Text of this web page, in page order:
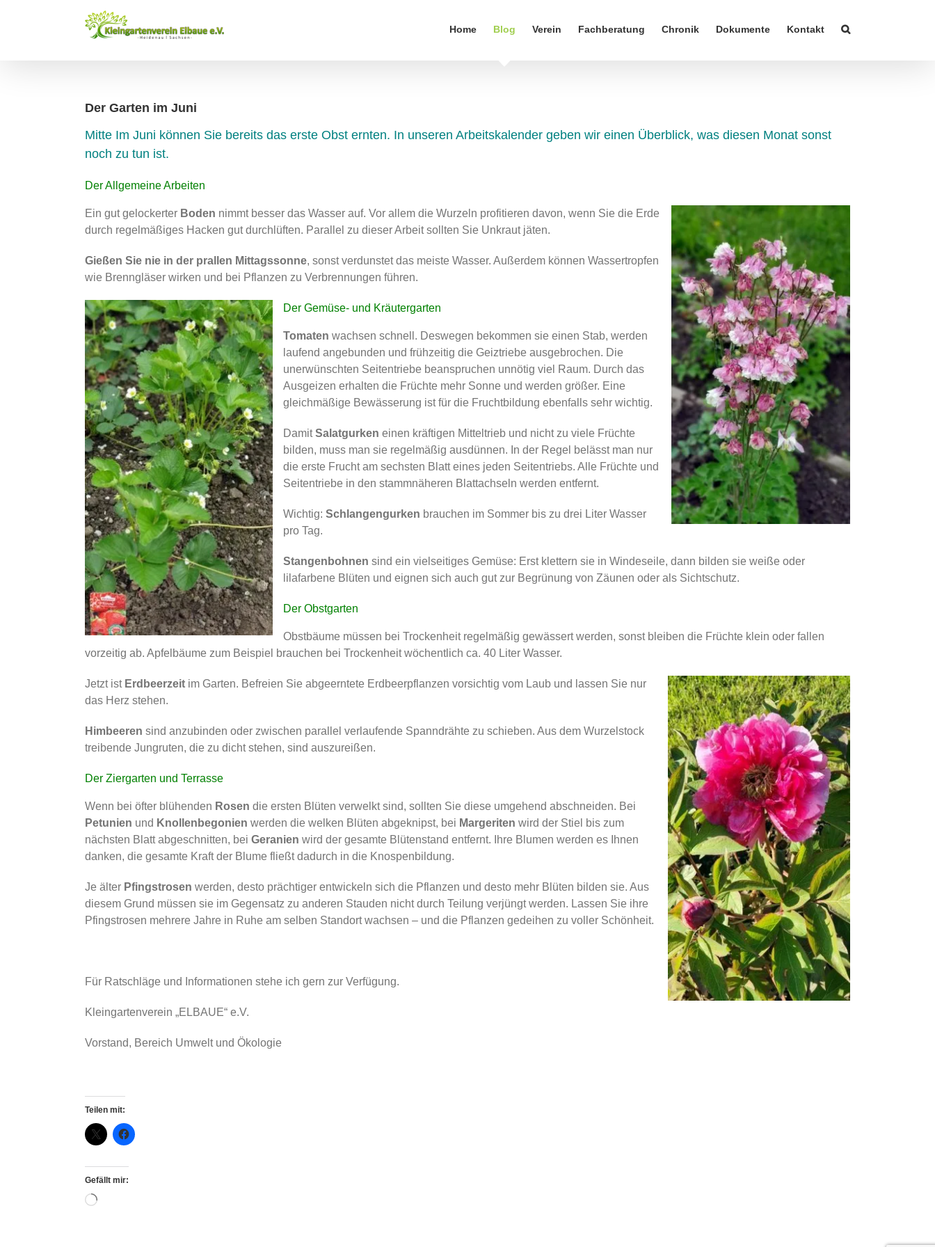
Home Blog Verein Fachberatung Chronik Dokumente Kontakt
Der Garten im Juni
Mitte Im Juni können Sie bereits das erste Obst ernten. In unseren Arbeitskalender geben wir einen Überblick, was diesen Monat sonst
noch zu tun ist.
Der Allgemeine Arbeiten
Ein gut gelockerter Boden nimmt besser das Wasser auf. Vor allem die Wurzeln profitieren davon, wenn Sie die Erde
durch regelmäßiges Hacken gut durchlüften. Parallel zu dieser Arbeit sollten Sie Unkraut jäten.
Gießen Sie nie in der prallen Mittagssonne, sonst verdunstet das meiste Wasser. Außerdem können Wassertropfen
wie Brenngläser wirken und bei Pflanzen zu Verbrennungen führen.
Der Gemüse- und Kräutergarten
Tomaten wachsen schnell. Deswegen bekommen sie einen Stab, werden
laufend angebunden und frühzeitig die Geiztriebe ausgebrochen. Die
unerwünschten Seitentriebe beanspruchen unnötig viel Raum. Durch das
Ausgeizen erhalten die Früchte mehr Sonne und werden größer. Eine
gleichmäßige Bewässerung ist für die Fruchtbildung ebenfalls sehr wichtig.
DamitSalatgurken einen kräftigen Mitteltrieb und nicht zu viele Früchte
bilden, muss man sie regelmäßig ausdünnen. In der Regel belässt man nur
die erste Frucht am sechsten Blatt eines jeden Seitentriebs. Alle Früchte und
Seitentriebe in den stammnäheren Blattachseln werden entfernt.
Wichtig: Schlangengurken brauchen im Sommer bis zu drei Liter Wasser
pro Tag.
Stangenbohnen sind ein vielseitiges Gemüse: Erst klettern sie in Windeseile, dann bilden sie weiße oder
lilafarbene Blüten und eignen sich auch gut zur Begrünung von Zäunen oder als Sichtschutz.
Der Obstgarten
Obstbäume müssen bei Trockenheit regelmäßig gewässert werden, sonst bleiben die Früchte klein oder fallen
vorzeitig ab. Apfelbäume zum Beispiel brauchen bei Trockenheit wöchentlich ca. 40 Liter Wasser.
Jetzt ist Erdbeerzeit im Garten. Befreien Sie abgeerntete Erdbeerpflanzen vorsichtig vom Laub und lassen Sie nur
das Herz stehen.
Himbeeren sind anzubinden oder zwischen parallel verlaufende Spanndrähte zu schieben. Aus dem Wurzelstock
treibende Jungruten, die zu dicht stehen, sind auszureißen.
Der Ziergarten und Terrasse
Wenn bei öfter blühenden Rosen die ersten Blüten verwelkt sind, sollten Sie diese umgehend abschneiden. Bei
Petunien und Knollenbegonien werden die welken Blüten abgeknipst, bei Margeriten wird der Stiel bis zum
nächsten Blatt abgeschnitten, bei Geranien wird der gesamte Blütenstand entfernt. Ihre Blumen werden es Ihnen
danken, die gesamte Kraft der Blume fließt dadurch in die Knospenbildung.
Je älter Pfingstrosen werden, desto prächtiger entwickeln sich die Pflanzen und desto mehr Blüten bilden sie. Aus
diesem Grund müssen sie im Gegensatz zu anderen Stauden nicht durch Teilung verjüngt werden. Lassen Sie ihre
Pfingstrosen mehrere Jahre in Ruhe am selben Standort wachsen – und die Pflanzen gedeihen zu voller Schönheit.
Für Ratschläge und Informationen stehe ich gern zur Verfügung.
Kleingartenverein „ELBAUE“ e.V.
Vorstand, Bereich Umwelt und Ökologie
Teilen mit:
Gefällt mir:
Wird